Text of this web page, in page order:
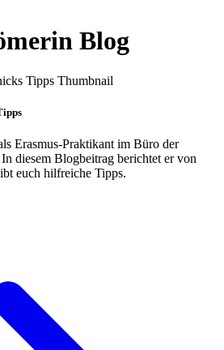
Blog
Erasmus-Praktikant im Büro der
diesem Blogbeitrag berichtet er von
euch hilfreiche Tipps.